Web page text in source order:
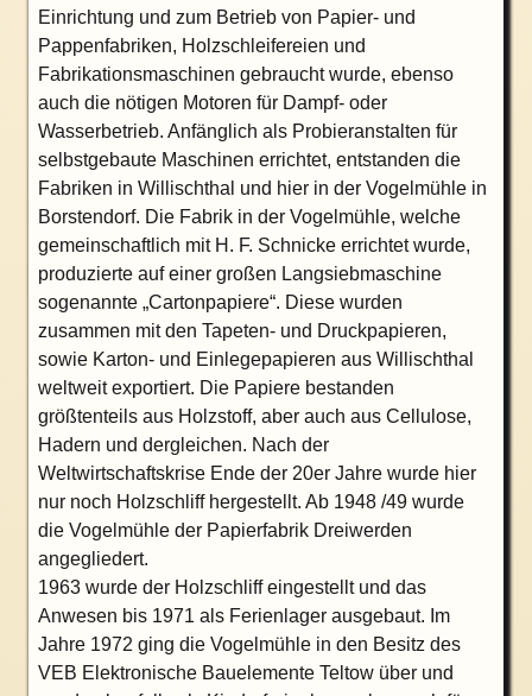
Einrichtung und zum Betrieb von Papier- und
Pappenfabriken, Holzschleifereien und
Fabrikationsmaschinen gebraucht wurde, ebenso
auch die nötigen Motoren für Dampf- oder
Wasserbetrieb. Anfänglich als Probieranstalten für
selbstgebaute Maschinen errichtet, entstanden die
Fabriken in Willischthal und hier in der Vogelmühle in
Borstendorf. Die Fabrik in der Vogelmühle, welche
gemeinschaftlich mit H. F. Schnicke errichtet wurde,
produzierte auf einer großen Langsiebmaschine
sogenannte „Cartonpapiere“. Diese wurden
zusammen mit den Tapeten- und Druckpapieren,
sowie Karton- und Einlegepapieren aus Willischthal
weltweit exportiert. Die Papiere bestanden
größtenteils aus Holzstoff, aber auch aus Cellulose,
Hadern und dergleichen. Nach der
Weltwirtschaftskrise Ende der 20er Jahre wurde hier
nur noch Holzschliff hergestellt. Ab 1948 /49 wurde
die Vogelmühle der Papierfabrik Dreiwerden
angegliedert.
1963 wurde der Holzschliff eingestellt und das
Anwesen bis 1971 als Ferienlager ausgebaut. Im
Jahre 1972 ging die Vogelmühle in den Besitz des
VEB Elektronische Bauelemente Teltow über und